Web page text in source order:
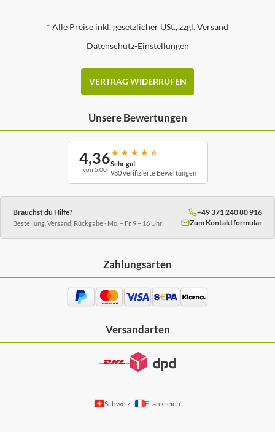
* Alle Preise inkl. gesetzlicher USt., zzgl.Versand
Datenschutz-Einstellungen
VERTRAG WIDERRUFEN
Unsere Bewertungen
4,36
von 5,00
★ ★ ★ ★ ★
Sehr gut
980 verifizierte Bewertungen
Brauchst du Hilfe?
Bestellung, Versand, Rückgabe · Mo. – Fr. 9 – 16 Uhr
+49 371 240 80 916
Zum Kontaktformular
Zahlungsarten
Versandarten
Schweiz Frankreich